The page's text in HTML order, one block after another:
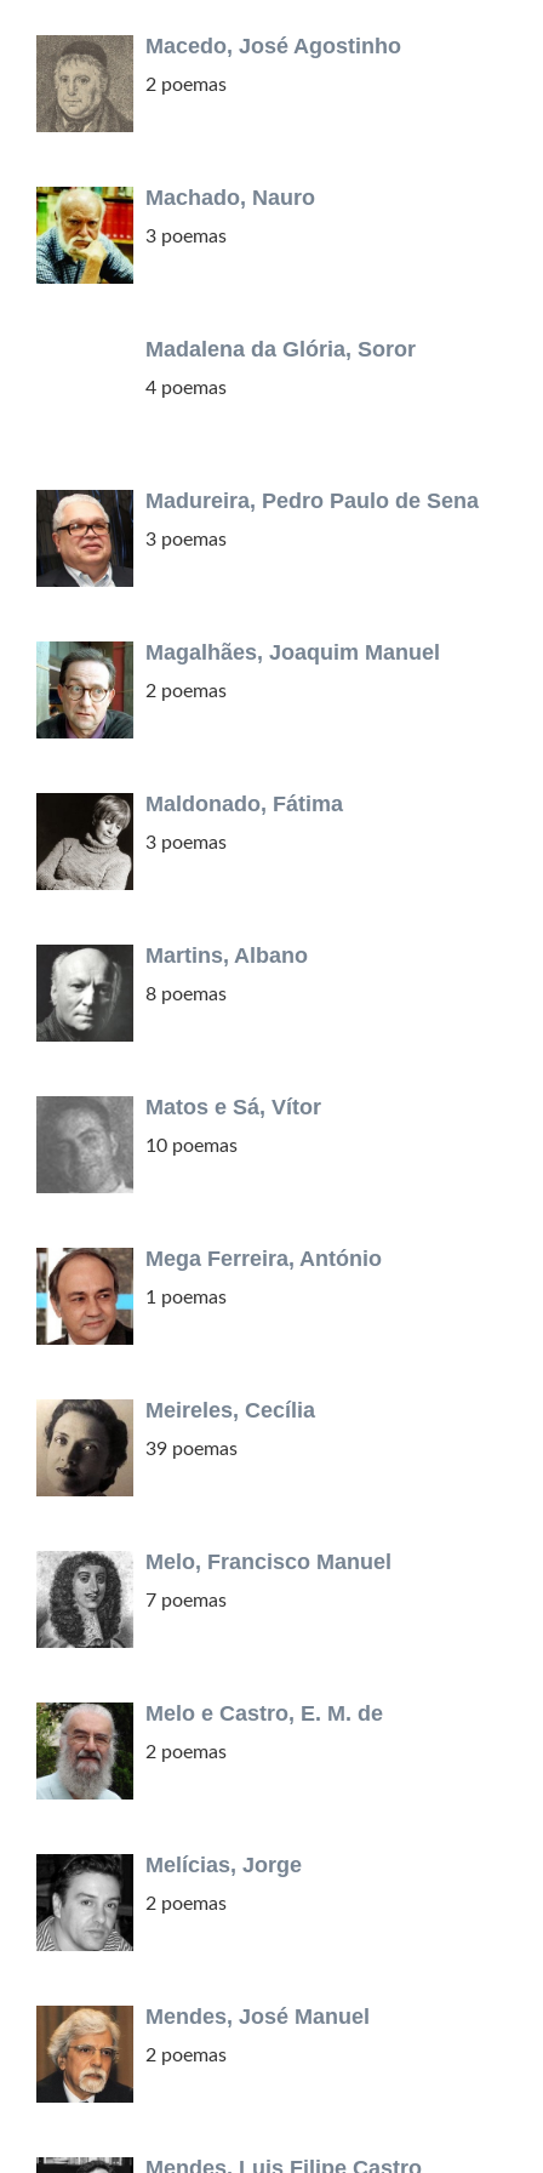
Macedo, José Agostinho
2 poemas
Machado, Nauro
3 poemas
Madalena da Glória, Soror
4 poemas
Madureira, Pedro Paulo de Sena
3 poemas
Magalhães, Joaquim Manuel
2 poemas
Maldonado, Fátima
3 poemas
Martins, Albano
8 poemas
Matos e Sá, Vítor
10 poemas
Mega Ferreira, António
1 poemas
Meireles, Cecília
39 poemas
Melo, Francisco Manuel
7 poemas
Melo e Castro, E. M. de
2 poemas
Melícias, Jorge
2 poemas
Mendes, José Manuel
2 poemas
Mendes, Luis Filipe Castro